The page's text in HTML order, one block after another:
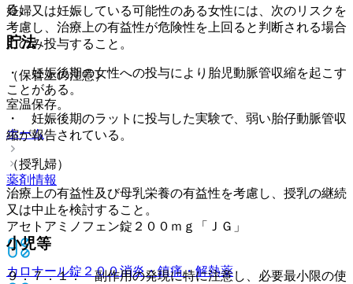
る。
貯法
（保管上の注意）
室温保存。
ホーム
薬剤情報
アセトアミノフェン錠２００ｍｇ「ＪＧ」
カロナール錠２００消炎・鎮痛・解熱薬
妊婦又は妊娠している可能性のある女性には、次のリスクを
考慮し、治療上の有益性が危険性を上回ると判断される場合
にのみ投与すること。
・ 妊娠後期の女性への投与により胎児動脈管収縮を起こす
ことがある。
・ 妊娠後期のラットに投与した実験で、弱い胎仔動脈管収
縮が報告されている。
（授乳婦）
治療上の有益性及び母乳栄養の有益性を考慮し、授乳の継続
又は中止を検討すること。
小児等
９．７．１． 副作用の発現に特に注意し、必要最小限の使